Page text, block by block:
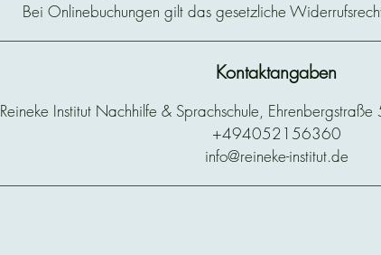
Bei Onlinebuchungen gilt das gesetzliche
Kontaktangaben
Reineke Institut Nachhilfe & Sprachschule,
+494052156360
info@reineke-institut.de